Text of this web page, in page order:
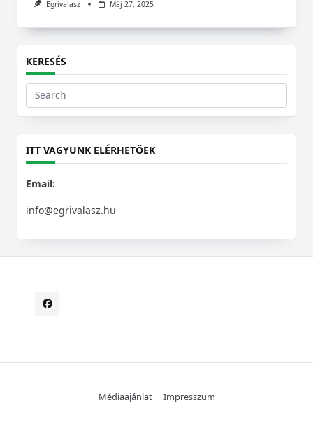
Egrivalasz Máj 27, 2025
KERESÉS
Search
for:
ITT VAGYUNK ELÉRHETŐEK
Email:
info@egrivalasz.hu
Médiaajánlat Impresszum